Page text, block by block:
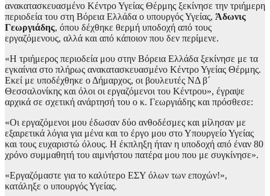
ανακατασκευασμένο Κέντρο Υγείας Θέρμης ξεκίνησε την τριήμερη
περιοδεία του στη Βόρεια Ελλάδα ο υπουργός Υγείας, Άδωνις
Γεωργιάδης, όπου δέχθηκε θερμή υποδοχή από τους
εργαζόμενους, αλλά και από κάποιον που δεν περίμενε.
«Η τριήμερος περιοδεία μου στην Βόρεια Ελλάδα ξεκίνησε με τα
εγκαίνια στο πλήρως ανακατασκευασμένο Κέντρο Υγείας Θέρμης.
Εκεί με υποδέχθηκε ο Δήμαρχος, οι βουλευτές ΝΔ β´
Θεσσαλονίκης και όλοι οι εργαζόμενοι του Κέντρου», έγραψε
αρχικά σε σχετική ανάρτησή του ο κ. Γεωργιάδης και πρόσθεσε:
«Οι εργαζόμενοι μου έδωσαν δύο ανθοδέσμες και μίλησαν με
εξαιρετικά λόγια για μένα και το έργο μου στο Υπουργείο Υγείας
και τους ευχαριστώ όλους. Η έκπληξη ήταν η υποδοχή από έναν 80
χρόνο συμμαθητή του αιμνήστου πατέρα μου που με συγκίνησε».
«Εργαζόμαστε για το καλύτερο ΕΣΥ όλων των εποχών!»,
κατάληξε ο υπουργός Υγείας.